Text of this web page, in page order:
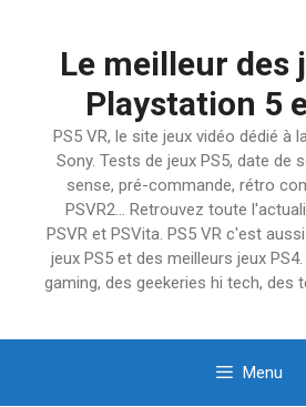
Le meilleur des
Playstation 5
PS5 VR, le site jeux vidéo dédié à
Sony. Tests de jeux PS5, date de
sense, pré-commande, rétro
PSVR2… Retrouvez toute
PSVR et PSVita. PS5 VR c'est
jeux PS5 et des meilleurs jeux
gaming, des geekeries hi tech, des
Menu